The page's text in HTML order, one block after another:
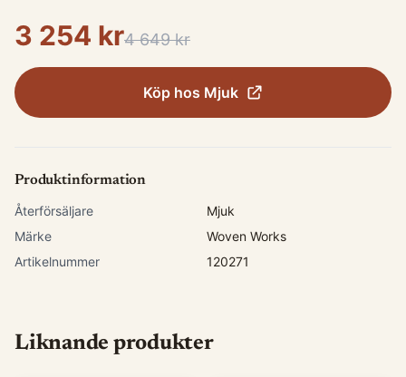
3 254 kr4 649 kr
Köp hos Mjuk
Produktinformation
Återförsäljare
Mjuk
Märke
Woven Works
Artikelnummer
120271
Liknande produkter